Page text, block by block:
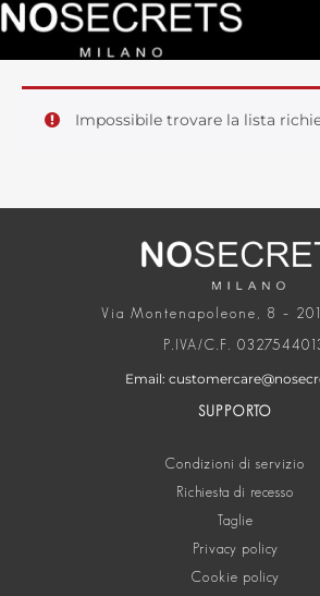
Impossibile trovare la lista
Via Montenapoleone, 8 –
P.IVA/C.F.
Email:
SUPPORTO
Condizioni di servizio
Richiesta di recesso
Taglie
Privacy policy
Cookie policy